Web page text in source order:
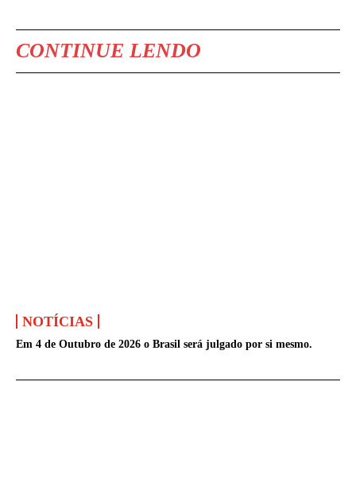
CONTINUE LENDO
NOTÍCIAS
Em 4 de Outubro de 2026 o Brasil será julgado por si mesmo.